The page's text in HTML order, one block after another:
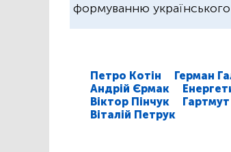
формуванню
Петро Котін Герман
Андрій Єрмак
Віктор Пінчук
Віталій Петрук